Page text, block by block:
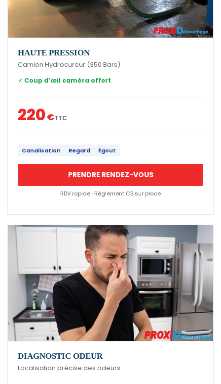
HAUTE PRESSION
Camion Hydrocureur (350 Bars)
✓ Coup d’œil caméra offert
220€TTC
Canalisation Regard Égout
PRENDRE RENDEZ-VOUS
RDV rapide · Règlement CB sur place
DIAGNOSTIC ODEUR
Localisation précise des odeurs